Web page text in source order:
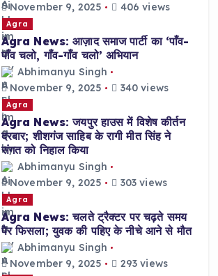
November 9, 2025
406 views
Agra
Agra News: आज़ाद समाज पार्टी का ‘पाँव-
पाँव चलो, गाँव-गाँव चलो’ अभियान
Abhimanyu Singh
November 9, 2025
340 views
Agra
Agra News: जयपुर हाउस में विशेष कीर्तन
दरबार; शीशगंज साहिब के रागी मीत सिंह ने
संगत को निहाल किया
Abhimanyu Singh
November 9, 2025
303 views
Agra
Agra News: चलते ट्रैक्टर पर चढ़ते समय
पैर फिसला; युवक की पहिए के नीचे आने से मौत
Abhimanyu Singh
November 9, 2025
293 views